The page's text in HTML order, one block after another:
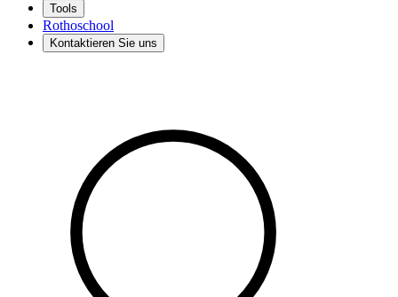
Tools
Rothoschool
Kontaktieren Sie uns